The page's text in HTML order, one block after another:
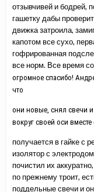
отзывчивей и бодрей,
гашетку дабы
движка затроила,
капотом все сухо,
гофрированная
все норм. Все время
огромное спасибо!
что
они новые, снял свечи и
вокруг своей оси
получается в гайке с
изолятор с
почистил их
по прежнему троит,
поддельные свечи и